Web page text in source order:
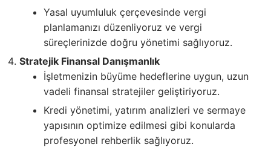
Yasal uyumluluk çerçevesinde vergi
planlamanızı düzenliyoruz ve vergi
süreçlerinizde doğru yönetimi sağlıyoruz.
Stratejik Finansal Danışmanlık
İşletmenizin büyüme hedeflerine uygun, uzun
vadeli finansal stratejiler geliştiriyoruz.
Kredi yönetimi, yatırım analizleri ve sermaye
yapısının optimize edilmesi gibi konularda
profesyonel rehberlik sağlıyoruz.